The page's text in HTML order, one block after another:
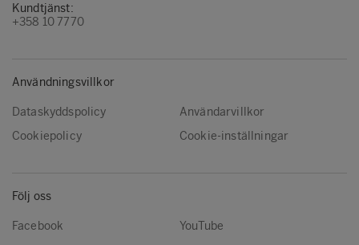
Kundtjänst:
+358 10 7770
Användningsvillkor
Dataskyddspolicy
Användarvillkor
Cookiepolicy
Cookie-inställningar
Följ oss
Facebook YouTube